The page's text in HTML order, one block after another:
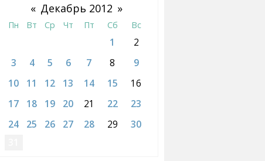
« Декабрь 2012 »
Пн Вт Ср Чт Пт Сб Вс
1
2
3
4 5 6 7 8
9
10
11 12 13 14 15
16
17
18 19 20 21 22
23
24
25 26 27 28 29
30